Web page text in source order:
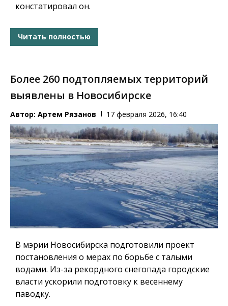
констатировал он.
Читать полностью
Более 260 подтопляемых территорий
выявлены в Новосибирске
Автор: Артем Рязанов 17 февраля 2026, 16:40
В мэрии Новосибирска подготовили проект
постановления о мерах по борьбе с талыми
водами. Из-за рекордного снегопада городские
власти ускорили подготовку к весеннему
паводку.